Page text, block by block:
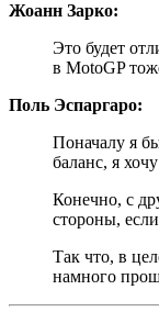
Жоанн Зарко:
Это будет
в MotoGP
Поль Эспаргаро:
Поначалу я
баланс, я
Конечно, с
стороны,
Так что, в
намного